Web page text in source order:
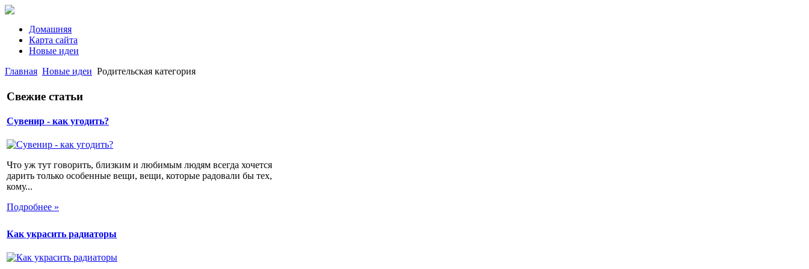
Домашняя
Карта сайта
Новые идеи
Главная Новые идеи Родительская категория
Свежие статьи
Сувенир - как угодить?
Что уж тут говорить, близким и любимым людям всегда хочется
дарить только особенные вещи, вещи, которые радовали бы тех,
кому...
Подробнее »
Как украсить радиаторы